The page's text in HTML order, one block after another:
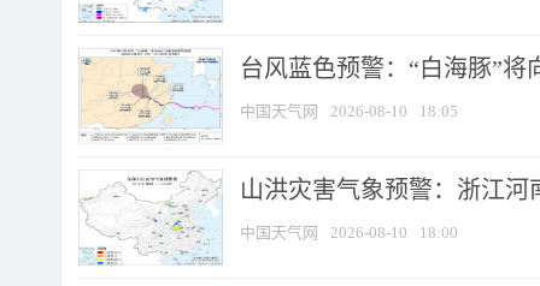
台风蓝色预警：“白海豚”
中国天气网 2026-08-10 18:05
山洪灾害气象预警：浙江
中国天气网 2026-08-10 18:00